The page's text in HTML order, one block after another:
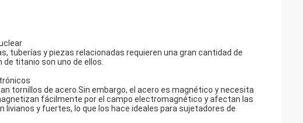
tuberías y piezas relacionadas requieren una gran cantidad de
titanio son uno de ellos.
tornillos de acero.Sin embargo, el acero es magnético y necesita
fácilmente por el campo electromagnético y afectan las
y fuertes, lo que los hace ideales para sujetadores de